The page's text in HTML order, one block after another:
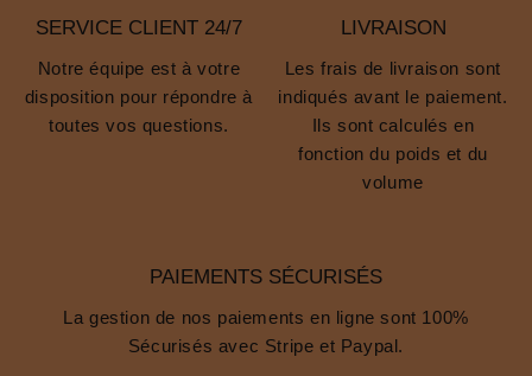
SERVICE CLIENT 24/7
Notre équipe est à votre
disposition pour répondre à
toutes vos questions.
LIVRAISON
Les frais de livraison sont
indiqués avant le paiement.
Ils sont calculés en
fonction du poids et du
volume
PAIEMENTS SÉCURISÉS
La gestion de nos paiements en ligne sont 100%
Sécurisés avec Stripe et Paypal.